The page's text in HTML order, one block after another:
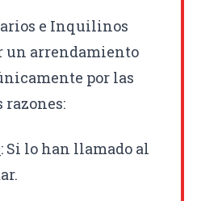
e Inquilinos
arrendamiento
por las
: Si lo han llamado al